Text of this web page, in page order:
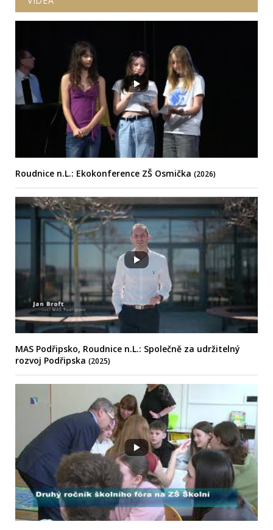
Roudnice n.L.: Ekokonference ZŠ Osmička (2026)
MAS Podřipsko, Roudnice n.L.: Společně za udržitelný
rozvoj Podřipska (2025)